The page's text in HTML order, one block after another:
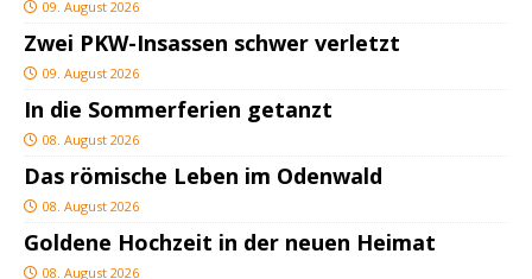
09. August 2026
Zwei PKW-Insassen schwer verletzt
09. August 2026
In die Sommerferien getanzt
08. August 2026
Das römische Leben im Odenwald
08. August 2026
Goldene Hochzeit in der neuen Heimat
08. August 2026